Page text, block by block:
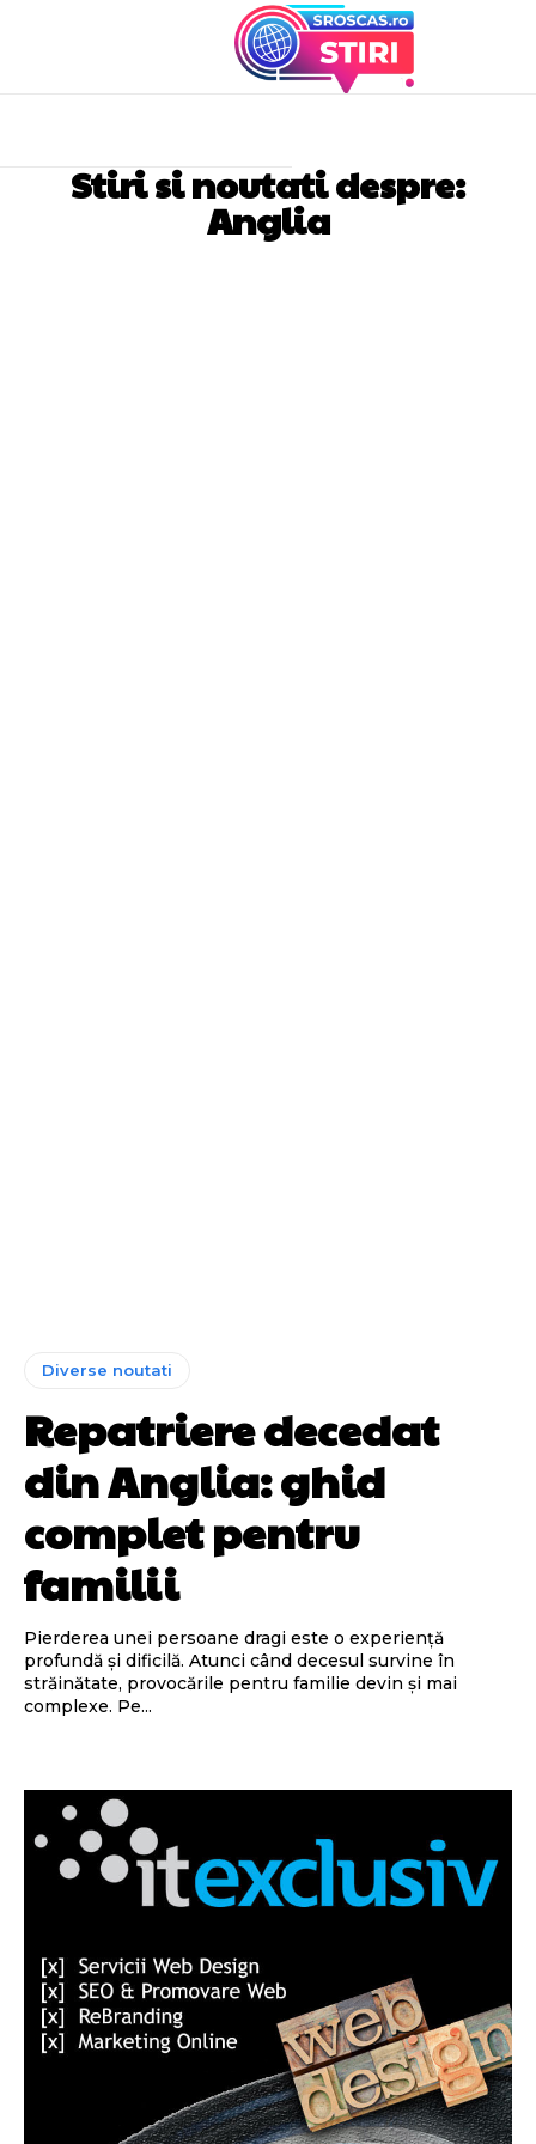
Stiri si noutati despre:
Anglia
Diverse noutati
Repatriere decedat
din Anglia: ghid
complet pentru
familii
Pierderea unei persoane dragi este o experiență
profundă și dificilă. Atunci când decesul survine în
străinătate, provocările pentru familie devin și mai
complexe. Pe...